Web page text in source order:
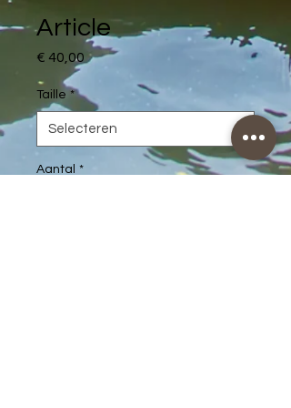
Article
€ 40,00 Prijs
Taille *
Aantal *